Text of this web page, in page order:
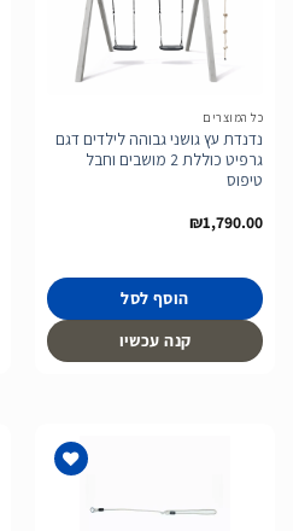
לרשימת
המשאלות
כל המוצרים
נדנדת עץ גושני גבוהה לילדים דגם
גרפיט כוללת 2 מושבים וחבל
טיפוס
₪1,790.00
הוסף לסל
קנה עכשיו